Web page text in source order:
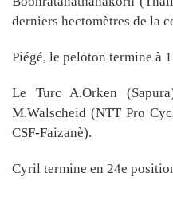
derniers hectomètres de la
Piégé, le peloton termine à
Le Turc A.Orken
M.Walscheid (NTT Pro
CSF-Faizanè).
Cyril termine en 24e